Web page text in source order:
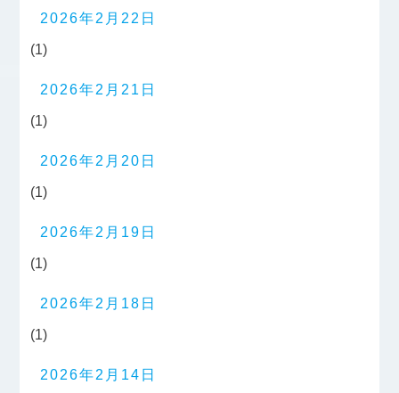
2026年2月22日
(1)
2026年2月21日
(1)
2026年2月20日
(1)
2026年2月19日
(1)
2026年2月18日
(1)
2026年2月14日